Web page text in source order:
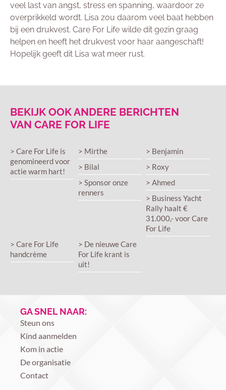
veel last van angst, stress en spanning, waardoor ze
overprikkeld wordt. Lisa zou daarom veel baat hebben
bij een drukvest. Care For Life wilde dit gezin graag
helpen en heeft het drukvest voor haar aangeschaft!
Hopelijk geeft dit Lisa wat meer rust.
BEKIJK OOK ANDERE BERICHTEN
VAN CARE FOR LIFE
> Care For Life is
genomineerd voor
actie warm hart!
> Mirthe
> Benjamin
> Bilal
> Roxy
> Sponsor onze
renners
> Ahmed
> Business Yacht
Rally haalt €
31.000,- voor Care
For Life
> Care For Life
handcrème
> De nieuwe Care
For Life krant is
uit!
GA SNEL NAAR:
Steun ons
Kind aanmelden
Kom in actie
De organisatie
Contact